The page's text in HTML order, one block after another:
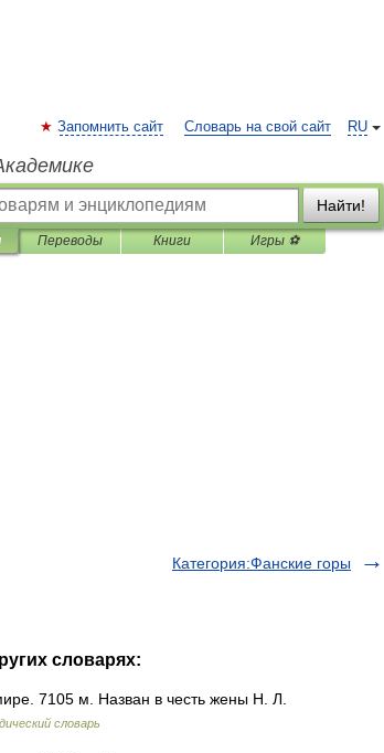
RU
Запомнить сайт Словарь на свой сайт
Найти!
Переводы Книги Игры ⚽
Категория:Фанские горы
словарях:
7105 м. Назван в честь жены Н. Л.
словарь